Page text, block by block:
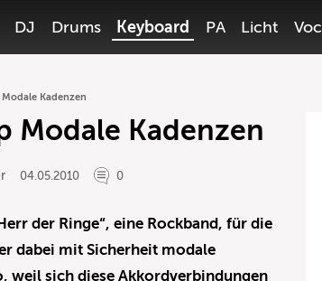
DJ Drums Keyboard PA Licht
Kadenzen
Modale Kadenzen
04.05.2010 0
der Ringe“, eine Rockband, für die
dabei mit Sicherheit modale
weil sich diese Akkordverbindungen